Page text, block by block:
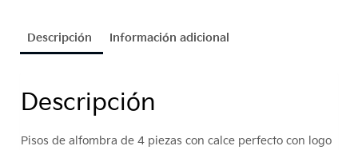
Descripción Información adicional
Descripción
Pisos de alfombra de 4 piezas con calce perfecto con logo